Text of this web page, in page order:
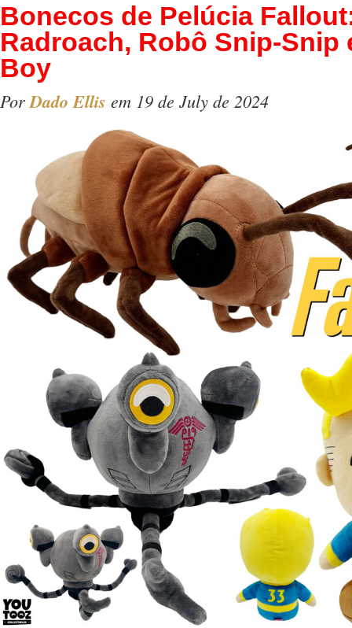
Bonecos de Pelúcia
Radroach, Robô Snip-Snip
Boy
PorDado Ellis em 19 de July de 2024